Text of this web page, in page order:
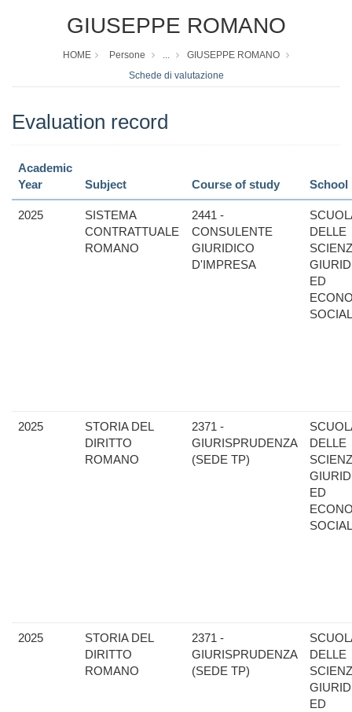
GIUSEPPE ROMANO
HOME Persone ...
GIUSEPPE ROMANO
Schede di valutazione
Evaluation record
Academic
Year
Subject Course of study School
2025
SISTEMA
CONTRATTUALE
ROMANO
2441 -
CONSULENTE
GIURIDICO
D'IMPRESA
DELLE
ED
2025
STORIA DEL
DIRITTO
ROMANO
2371 -
GIURISPRUDENZA
(SEDE TP)
DELLE
ED
2025
STORIA DEL
DIRITTO
ROMANO
2371 -
GIURISPRUDENZA
(SEDE TP)
DELLE
ED